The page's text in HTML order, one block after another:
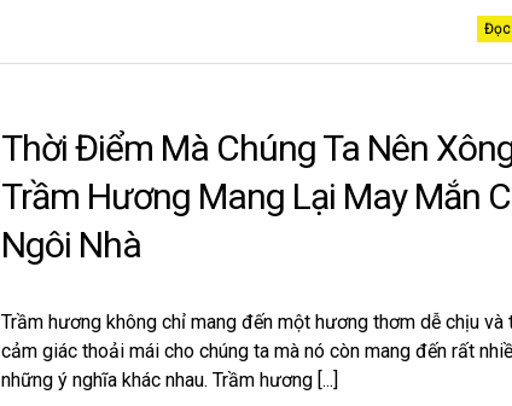
Đọc
Thời Điểm Mà Chúng Ta Nên
Trầm Hương Mang Lại May Mắn
Ngôi Nhà
Trầm hương không chỉ mang đến một hương thơm dễ chịu và
cảm giác thoải mái cho chúng ta mà nó còn mang đến rất
những ý nghĩa khác nhau. Trầm hương [...]